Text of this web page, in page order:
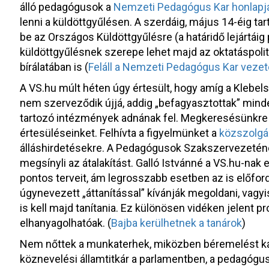
álló pedagógusok a Nemzeti Pedagógus Kar
lenni a küldöttgyűlésen. A szerdáig, május 14-éig
be az Országos Küldöttgyűlésre (a határidő
küldöttgyűlésnek szerepe lehet majd az
bírálatában is (Feláll a Nemzeti Pedagógus Kar
A VS.hu múlt héten úgy értesült, hogy amíg a
nem szerveződik újjá, addig „befagyasztottak”
tartozó intézmények adnának fel.
értesüléseinket. Felhívta a figyelmünket a
álláshirdetésekre. A Pedagógusok
megsínyli az átalakítást. Galló Istvánné a VS.hu-
pontos terveit, ám legrosszabb esetben az is
úgynevezett „áttanítással” kívánják megoldani,
is kell majd tanítania. Ez különösen vidéken jelent
elhanyagolhatóak. (Bajba kerülhetnek a tanárok)
Nem nőttek a munkaterhek, miközben béremelést
köznevelési államtitkár a parlamentben, a